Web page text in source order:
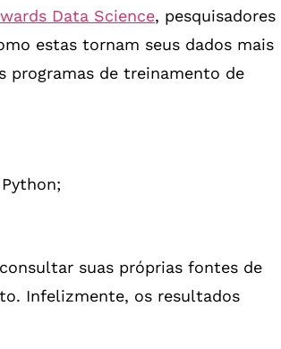
Data Science, pesquisadores
estas tornam seus dados mais
programas de treinamento de
suas próprias fontes de
Infelizmente, os resultados